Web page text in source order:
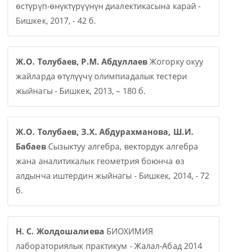
өстүрүп-өнүктүрүүнүн диалектикасына карай -
Бишкек, 2017, - 42 б.
Ж.О. Толубаев, Р.М. АбдуллаевЖогорку окуу
жайларда өтүлүүчү олимпиадалык тестери
жыйнагы - Бишкек, 2013, – 180 б.
Ж.О. Толубаев, З.Х. Абдурахманова, Ш.И.
БабаевСызыктуу алгебра, вектордук алгебра
жана аналитикалык геометрия боюнча өз
алдынча иштердин жыйнагы - Бишкек, 2014, - 72
б.
Н. С. Жолдошалиева БИОХИМИЯ
лабораториялык практикум - Жалал-Абад 2014